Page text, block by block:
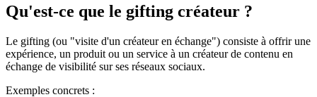
Qu'est-ce que le gifting créateur ?
Le gifting (ou "visite d'un créateur en échange") consiste à offrir une
expérience, un produit ou un service à un créateur de contenu en
échange de visibilité sur ses réseaux sociaux.
Exemples concrets :